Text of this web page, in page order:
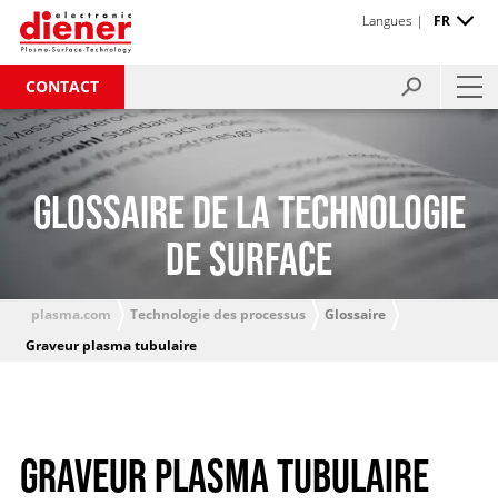
CONTACT
Langues | FR
GLOSSAIRE DE LA TECHNOLOGIE
DE SURFACE
plasma.com Technologie des processus
Glossaire
Graveur plasma tubulaire
GRAVEUR PLASMA TUBULAIRE